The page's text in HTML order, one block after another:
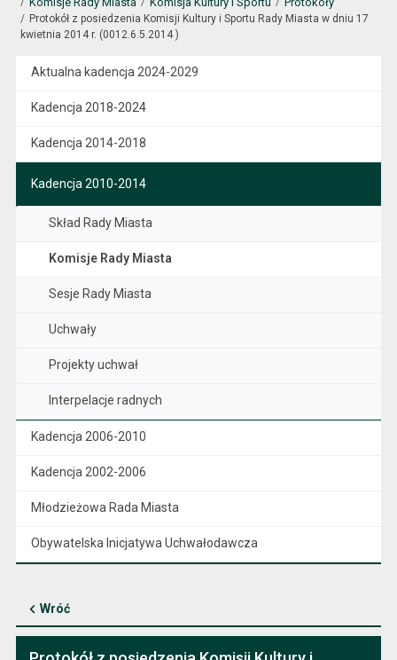
Protokół z posiedzenia Komisji Kultury i Sportu Rady Miasta w dniu 17
kwietnia 2014 r. (0012.6.5.2014 )
Aktualna kadencja 2024-2029
Kadencja 2018-2024
Kadencja 2014-2018
Kadencja 2010-2014
Skład Rady Miasta
Komisje Rady Miasta
Sesje Rady Miasta
Uchwały
Projekty uchwał
Interpelacje radnych
Kadencja 2006-2010
Kadencja 2002-2006
Młodzieżowa Rada Miasta
Obywatelska Inicjatywa Uchwałodawcza
Wróć